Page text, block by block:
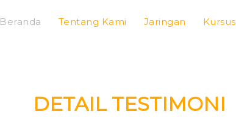
Beranda Tentang Kami Jaringan Kursus
DETAIL TESTIMONI